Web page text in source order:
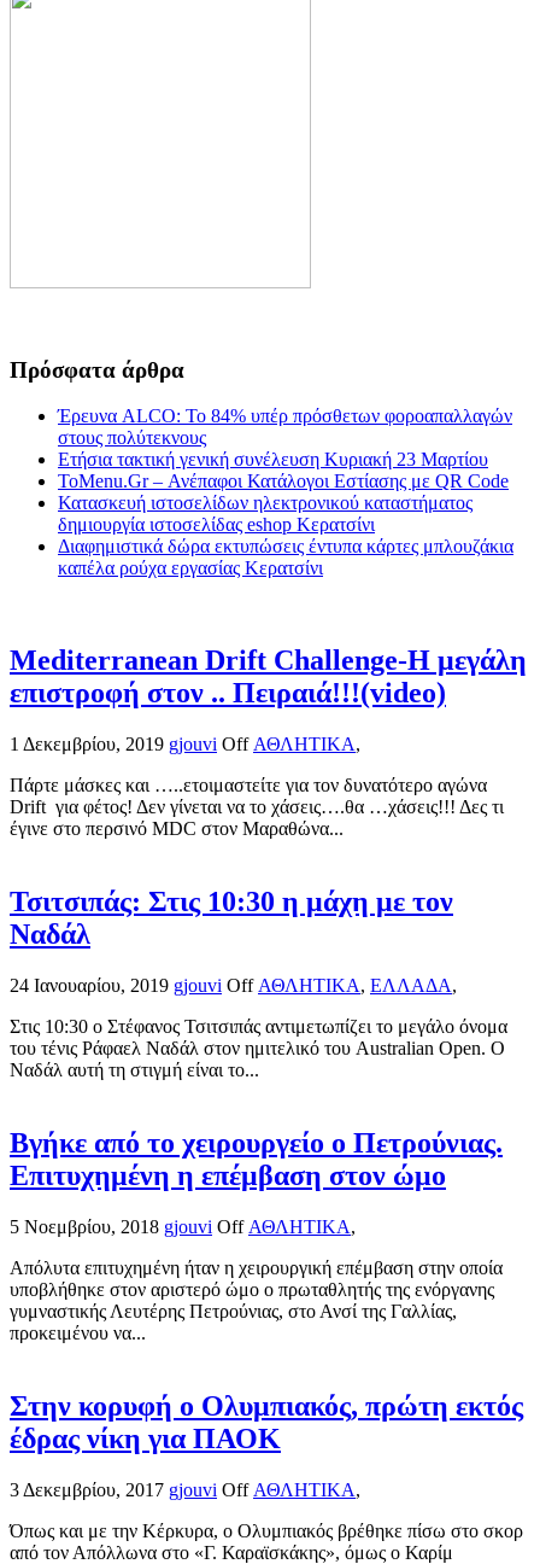
Πρόσφατα άρθρα
Έρευνα ALCO: Το 84% υπέρ πρόσθετων φοροαπαλλαγών
στους πολύτεκνους
Ετήσια τακτική γενική συνέλευση Κυριακή 23 Μαρτίου
ToMenu.Gr – Ανέπαφοι Κατάλογοι Εστίασης με QR Code
Κατασκευή ιστοσελίδων ηλεκτρονικού καταστήματος
δημιουργία ιστοσελίδας eshop Κερατσίνι
Διαφημιστικά δώρα εκτυπώσεις έντυπα κάρτες μπλουζάκια
καπέλα ρούχα εργασίας Κερατσίνι
Mediterranean Drift Challenge-Η μεγάλη
επιστροφή στον .. Πειραιά!!!(video)
1 Δεκεμβρίου, 2019 gjouvi Off ΑΘΛΗΤΙΚΑ,
Πάρτε μάσκες και …..ετοιμαστείτε για τον δυνατότερο αγώνα
Drift για φέτος! Δεν γίνεται να το χάσεις….θα …χάσεις!!! Δες τι
έγινε στο περσινό MDC στον Μαραθώνα...
Τσιτσιπάς: Στις 10:30 η μάχη με τον
Ναδάλ
24 Ιανουαρίου, 2019 gjouvi Off ΑΘΛΗΤΙΚΑ, ΕΛΛΑΔΑ,
Στις 10:30 ο Στέφανος Τσιτσιπάς αντιμετωπίζει το μεγάλο όνομα
του τένις Ράφαελ Ναδάλ στον ημιτελικό του Australian Open. Ο
Ναδάλ αυτή τη στιγμή είναι το...
Βγήκε από το χειρουργείο ο Πετρούνιας.
Επιτυχημένη η επέμβαση στον ώμο
5 Νοεμβρίου, 2018 gjouvi Off ΑΘΛΗΤΙΚΑ,
Απόλυτα επιτυχημένη ήταν η χειρουργική επέμβαση στην οποία
υποβλήθηκε στον αριστερό ώμο ο πρωταθλητής της ενόργανης
γυμναστικής Λευτέρης Πετρούνιας, στο Ανσί της Γαλλίας,
προκειμένου να...
Στην κορυφή ο Ολυμπιακός, πρώτη εκτός
έδρας νίκη για ΠΑΟΚ
3 Δεκεμβρίου, 2017 gjouvi Off ΑΘΛΗΤΙΚΑ,
Όπως και με την Κέρκυρα, ο Ολυμπιακός βρέθηκε πίσω στο σκορ
από τον Απόλλωνα στο «Γ. Καραϊσκάκης», όμως ο Καρίμ